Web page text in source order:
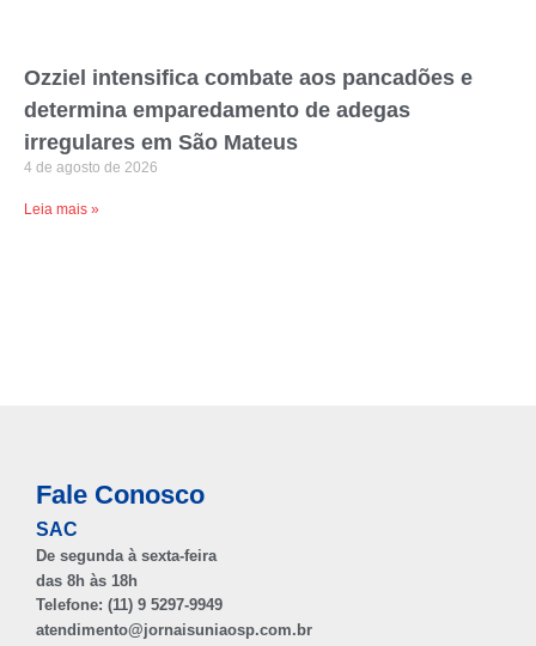
Ozziel intensifica combate aos pancadões e
determina emparedamento de adegas
irregulares em São Mateus
4 de agosto de 2026
Leia mais »
Fale Conosco
SAC
De segunda à sexta-feira
das 8h às 18h
Telefone: (11) 9 5297-9949
atendimento@jornaisuniaosp.com.br